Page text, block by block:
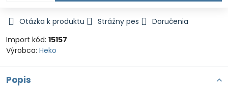
Otázka k produktu Strážny pes
Doručenia
Import kód: 15157
Výrobca: Heko
Popis